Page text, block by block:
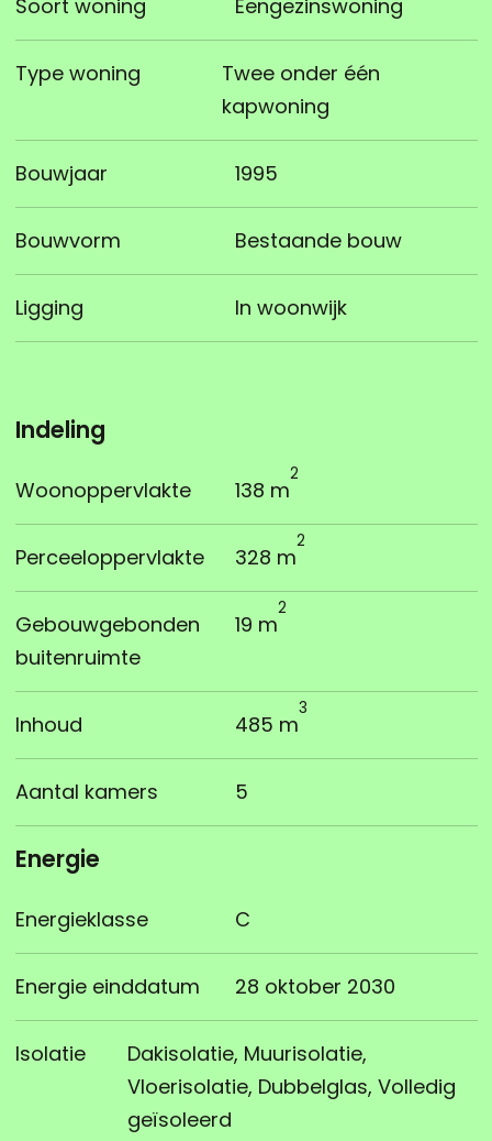
Soort woning Eengezinswoning
Type woning
Twee onder één
kapwoning
Bouwjaar 1995
Bouwvorm Bestaande bouw
Ligging In woonwijk
Indeling
Woonoppervlakte 138 m
2
Perceeloppervlakte 328 m
2
Gebouwgebonden
buitenruimte
19 m
2
Inhoud 485 m
3
Aantal kamers 5
Energie
Energieklasse C
Energie einddatum 28 oktober 2030
Isolatie
Dakisolatie, Muurisolatie,
Vloerisolatie, Dubbelglas, Volledig
geïsoleerd